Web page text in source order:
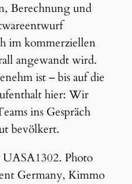
Berechnung und
im kommerziellen
angewandt wird.
ist – bis auf die
hier: Wir
ins Gespräch
bevölkert.
Photo
Germany, Kimmo